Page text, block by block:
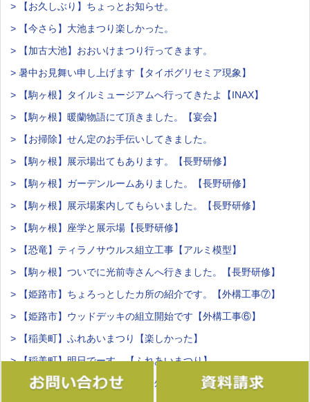
> 【お久しぶり】ちょっとお知らせ。
> 【今さら】大池まつり楽しかった。
> 【加古大池】おおいけまつり行ってきます。
> 暑中お見舞い申し上げます【タイポグリセミア現象】
> 【駒ヶ根】タイルミュージアムへ行ってきたよ【INAX】
> 【駒ヶ根】暖蘭物語にて頂きました。【宴会】
> 【お掃除】せん定のお手伝いしてきました。
> 【駒ヶ根】展示場出てもあります。【長野研修】
> 【駒ヶ根】ガーデンルームありました。【長野研修】
> 【駒ヶ根】展示場案内してもらいました。【長野研修】
> 【駒ヶ根】座学と展示場【長野研修】
> 【恐竜】ティラノサウルス組立工事【アルミ模型】
> 【駒ヶ根】ついでに光前寺さんへ行きました。【長野研修】
> 【姫路市】ちょろっとしたカ所の紹介です。【外構工事⑦】
> 【姫路市】ウッドデッキの組立開始です【外構工事⑥】
> 【稲美町】ふれあいまつり【楽しかった】
> 【稲美町】明日でーす。【ふれあいまつり】
> 【姫路市】アプローチです。【外構工事⑤】